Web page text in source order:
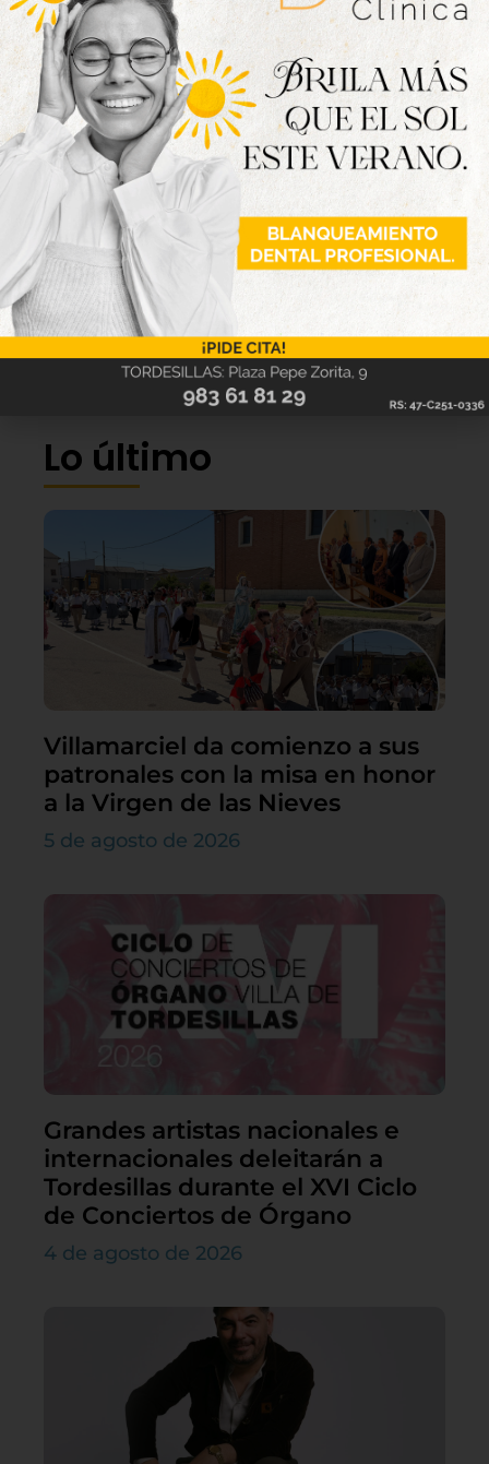
Lo último
Villamarciel da comienzo a sus
patronales con la misa en honor
a la Virgen de las Nieves
5 de agosto de 2026
Grandes artistas nacionales e
internacionales deleitarán a
Tordesillas durante el XVI Ciclo
de Conciertos de Órgano
4 de agosto de 2026